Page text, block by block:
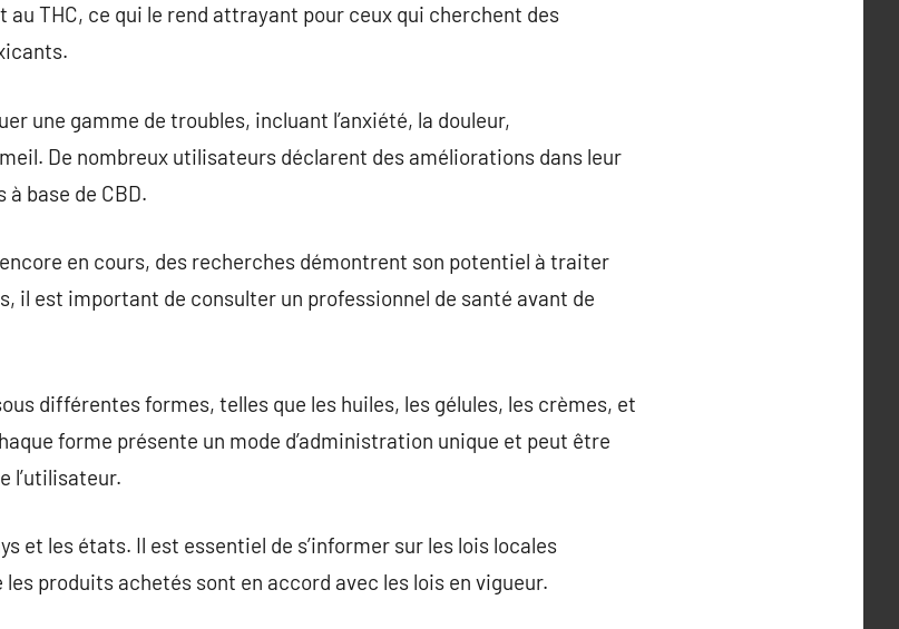
THC, ce qui le rend attrayant pour ceux qui cherchent des
une gamme de troubles, incluant l’anxiété, la douleur,
De nombreux utilisateurs déclarent des améliorations dans leur
base de CBD.
en cours, des recherches démontrent son potentiel à traiter
il est important de consulter un professionnel de santé avant de
différentes formes, telles que les huiles, les gélules, les crèmes, et
forme présente un mode d’administration unique et peut être
l’utilisateur.
et les états. Il est essentiel de s’informer sur les lois locales
les produits achetés sont en accord avec les lois en vigueur.